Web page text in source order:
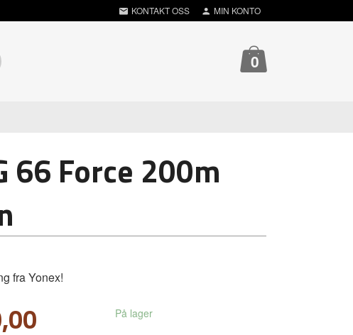
KONTAKT OSS MIN KONTO
0
66 Force 200m
fra Yonex!
På lager